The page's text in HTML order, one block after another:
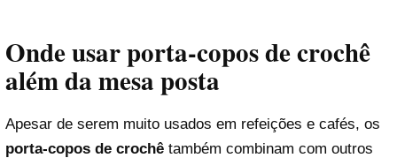
Onde usar porta-copos de crochê
além da mesa posta
Apesar de serem muito usados em refeições e cafés, os
porta-copos de crochê também combinam com outros